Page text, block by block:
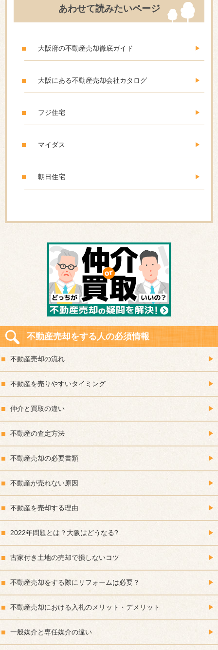
あわせて読みたいページ
大阪府の不動産売却徹底ガイド
大阪にある不動産売却会社カタログ
フジ住宅
マイダス
朝日住宅
不動産売却をする人の必須情報
不動産売却の流れ
不動産を売りやすいタイミング
仲介と買取の違い
不動産の査定方法
不動産売却の必要書類
不動産が売れない原因
不動産を売却する理由
2022年問題とは？大阪はどうなる?
古家付き土地の売却で損しないコツ
不動産売却をする際にリフォームは必要？
不動産売却における入札のメリット・デメリット
一般媒介と専任媒介の違い